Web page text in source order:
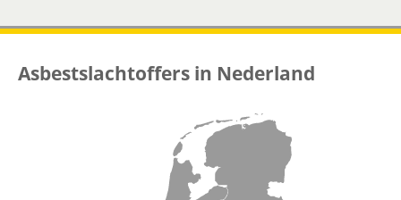
Asbestslachtoffers in Nederland